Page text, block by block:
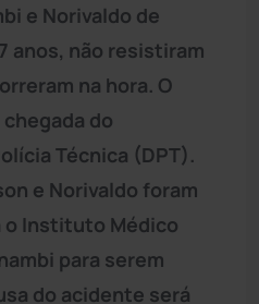
e Norivaldo de
anos, não resistiram
na hora. O
do
Técnica (DPT).
e Norivaldo foram
o Instituto Médico
para serem
do acidente será